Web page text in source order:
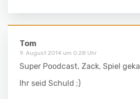
Tom
9. August 2014 um 0:28 Uhr
Super Poodcast, Zack, Spiel
Ihr seid Schuld ;)